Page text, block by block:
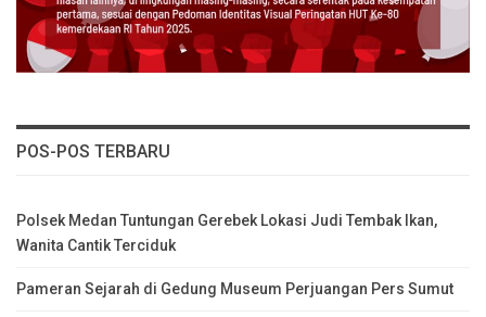
POS-POS TERBARU
Polsek Medan Tuntungan Gerebek Lokasi Judi Tembak Ikan,
Wanita Cantik Terciduk
Pameran Sejarah di Gedung Museum Perjuangan Pers Sumut